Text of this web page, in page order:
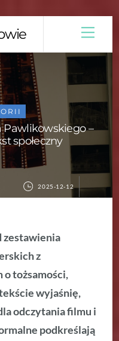
2025-12-12
Pawlikowskiego –
społeczny
zestawienia
z
tożsamości,
wyjaśnię,
odczytania filmu i
podkreślają